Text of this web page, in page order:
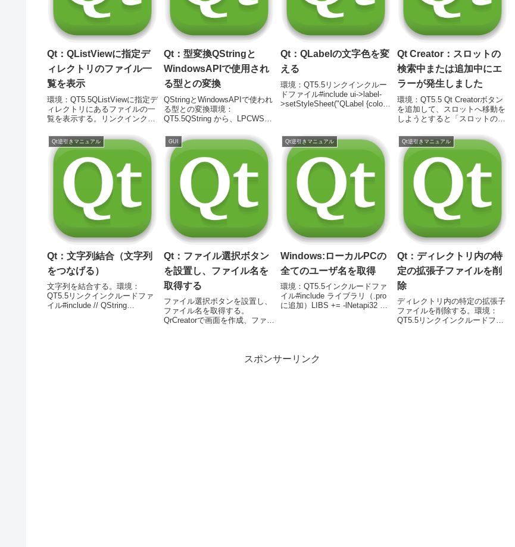
Qt：QListViewに指定デ
ィレクトリのファイル一
覧を表示
環境：QT5.5QListViewに指定デ
ィレクトリにあるファイルの一
覧を表示する。リンクインクル
#include QListView *FileList;
QFileSystemModel ...
Qt：型変換QStringと
WindowsAPIで使用され
る型との変換
QStringとWindowsAPIで使われ
る型との変換環境：
QT5.5QString から、LPCWSTR
str;//LPCWSTR pdtr =
reinterpret_cast(str.utf1...
Qt：QLabelの文字色を変
える
環境：QT5.5リンクインクルー
ドファイル#include ui->label-
>setStyleSheet("QLabel {color:
Qt Creator：スロットの
検索中または追加中にエ
ラーが発生しました
環境：QT5.5 Qt Creatorボタン
を追加して、スロットへ移動を
しようとすると「スロットの検
生しました」というタイトルの
画面が表示される。メッセージ
は 「"ui_windowTEST.h"に適
応するドキュ...
Qt逆引きマニュアル
Qt：文字列結合（文字列
をつなげる）
文字列を結合する。環境：
QT5.5リンクインクルードファ
イル#include // QString
GUI
Qt：ファイル選択ボタン
を設置し、ファイル名を
取得する
ファイル選択ボタンを設置し、
ファイル名を取得する。
QrCreatorで画面を作成、ファイ
以下のコードを設定していま
Qt逆引きマニュアル
Windows:ローカルPCの
全てのユーザ名を取得
環境：QT5.5インクルードファ
イル#include ライブラリ（.pro
に追加）LIBS += -lNetapi32 コ
Qt逆引きマニュアル
Qt：ディレクトリ内の特
定の拡張子ファイルを削
除
ディレクトリ内の特定の拡張子
ファイルを削除する。環境：
QT5.5リンクインクルードファ
スポンサーリンク